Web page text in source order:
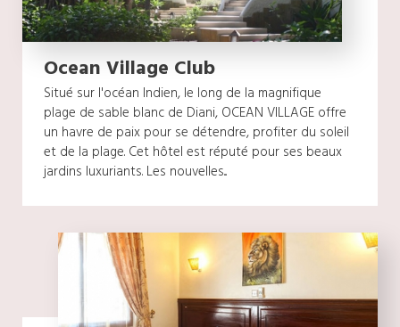
Ocean Village Club
Situé sur l'océan Indien, le long de la magnifique
plage de sable blanc de Diani, OCEAN VILLAGE offre
un havre de paix pour se détendre, profiter du soleil
et de la plage. Cet hôtel est réputé pour ses beaux
jardins luxuriants. Les nouvelles...